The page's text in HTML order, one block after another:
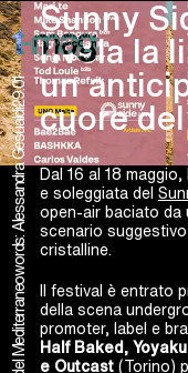
words: Alessandra Gesualdi
29.01
Sunny
rivela la
un
cuore
Dal 16 al 18
e soleggiata del
open-air baciato da
scenario
cristalline.
Il festival è entrato
della scena
promoter, label e
Half Baked,
e Outcast (Torino)